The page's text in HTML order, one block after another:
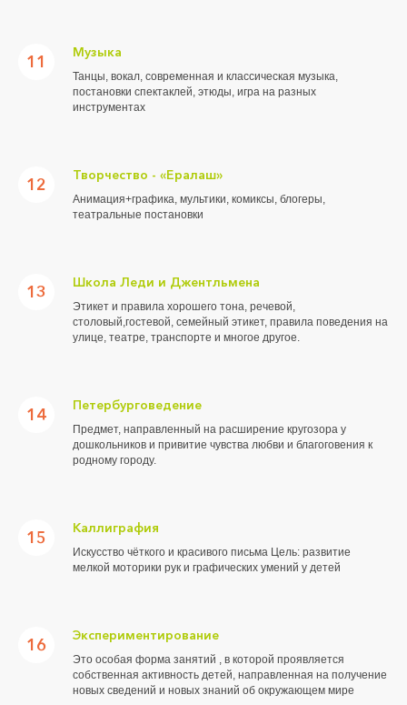
11 Музыка
Танцы, вокал, современная и классическая музыка,
постановки спектаклей, этюды, игра на разных
инструментах
12 Творчество - «Ералаш»
Анимация+графика, мультики, комиксы, блогеры,
театральные постановки
13 Школа Леди и Джентльмена
Этикет и правила хорошего тона, речевой,
столовый,гостевой, семейный этикет, правила поведения на
улице, театре, транспорте и многое другое.
14 Петербурговедение
Предмет, направленный на расширение кругозора у
дошкольников и привитие чувства любви и благоговения к
родному городу.
15 Каллиграфия
Искусство чёткого и красивого письма Цель: развитие
мелкой моторики рук и графических умений у детей
16 Экспериментирование
Это особая форма занятий , в которой проявляется
собственная активность детей, направленная на получение
новых сведений и новых знаний об окружающем мире